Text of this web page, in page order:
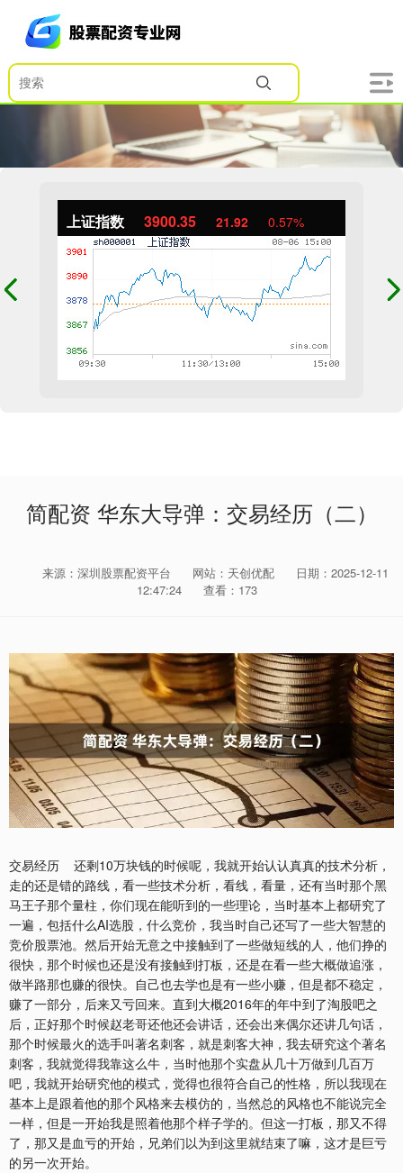
上证指数 3900.35 21.92 0.57%
简配资 华东大导弹：交易经历（二）
来源：深圳股票配资平台 网站：天创优配
日期：2025-12-11
12:47:24
查看：173
交易经历 还剩10万块钱的时候呢，我就开始认认真真的技术分析，
走的还是错的路线，看一些技术分析，看线，看量，还有当时那个黑
马王子那个量柱，你们现在能听到的一些理论，当时基本上都研究了
一遍，包括什么AI选股，什么竞价，我当时自己还写了一些大智慧的
竞价股票池。然后开始无意之中接触到了一些做短线的人，他们挣的
很快，那个时候也还是没有接触到打板，还是在看一些大概做追涨，
做半路那也赚的很快。自己也去学也是有一些小赚，但是都不稳定，
赚了一部分，后来又亏回来。直到大概2016年的年中到了淘股吧之
后，正好那个时候赵老哥还他还会讲话，还会出来偶尔还讲几句话，
那个时候最火的选手叫著名刺客，就是刺客大神，我去研究这个著名
刺客，我就觉得我靠这么牛，当时他那个实盘从几十万做到几百万
吧，我就开始研究他的模式，觉得也很符合自己的性格，所以我现在
基本上是跟着他的那个风格来去模仿的，当然总的风格也不能说完全
一样，但是一开始我是照着他那个样子学的。但这一打板，那又不得
了，那又是血亏的开始，兄弟们以为到这里就结束了嘛，这才是巨亏
的另一次开始。